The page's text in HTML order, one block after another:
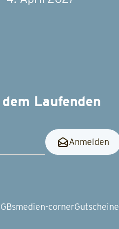
Laufenden
Anmelden
medien-cornerGutscheine